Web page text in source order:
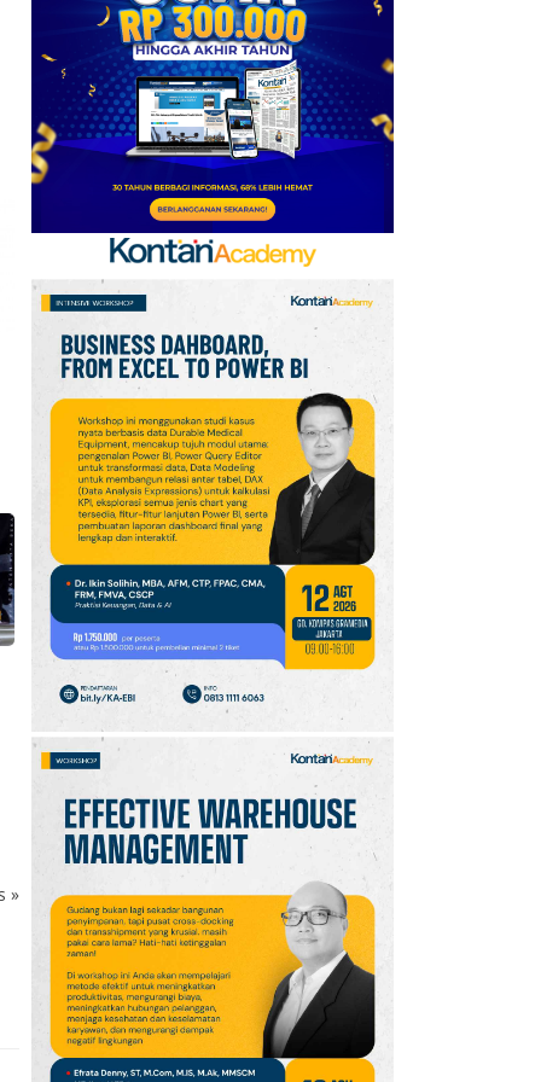
»
Ini Daftar Pihak yang
Menentang Gianni
Infantino
7
Krisis Migrasi Ancam
Status Maroko sebagai
Tuan Rumah Piala Dunia
2030
8
Promo Super Hemat
Indomaret 6–19 Agustus
2026, Diskon Kebutuhan
Rumah hingga 40%
Jadwal Persija vs Arema
FC Perebutan Juara 3
Piala Presiden 2026,
Kick-off Sore Ini
10 Intip Prakiraan Cuaca
Sumsel Kamis (6/8):
Hujan Ringan
Mendominasi, Siapkan
Payung!